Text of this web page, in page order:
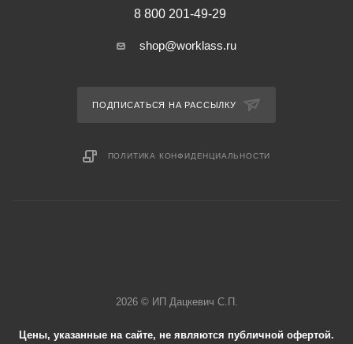
8 800 201-49-29
shop@worklass.ru
ПОДПИСАТЬСЯ НА РАССЫЛКУ
ПОЛИТИКА КОНФИДЕНЦИАЛЬНОСТИ
2026 © ИП Дацкевич С.П.
Цены, указанные на сайте, не являются публичной офертой.